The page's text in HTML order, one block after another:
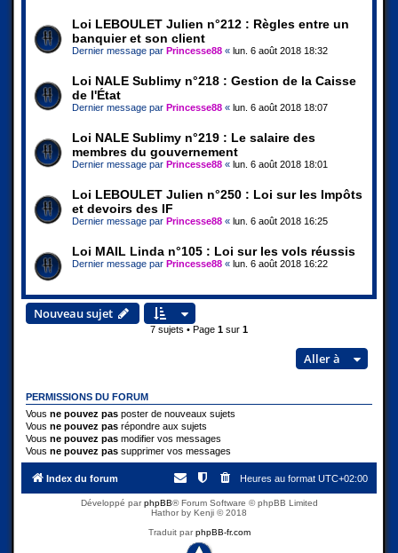
Loi LEBOULET Julien n°212 : Règles entre un
banquier et son client
Dernier message par Princesse88 « lun. 6 août 2018 18:32
Loi NALE Sublimy n°218 : Gestion de la Caisse
de l'État
Dernier message par Princesse88 « lun. 6 août 2018 18:07
Loi NALE Sublimy n°219 : Le salaire des
membres du gouvernement
Dernier message par Princesse88 « lun. 6 août 2018 18:01
Loi LEBOULET Julien n°250 : Loi sur les Impôts
et devoirs des IF
Dernier message par Princesse88 « lun. 6 août 2018 16:25
Loi MAIL Linda n°105 : Loi sur les vols réussis
Dernier message par Princesse88 « lun. 6 août 2018 16:22
Nouveau sujet
7 sujets • Page 1 sur 1
Aller à
PERMISSIONS DU FORUM
Vous ne pouvez pas poster de nouveaux sujets
Vous ne pouvez pas répondre aux sujets
Vous ne pouvez pas modifier vos messages
Vous ne pouvez pas supprimer vos messages
Index du forum Heures au format UTC+02:00
Développé parphpBB® Forum Software © phpBB Limited
Hathor by Kenji © 2018
Traduit parphpBB-fr.com